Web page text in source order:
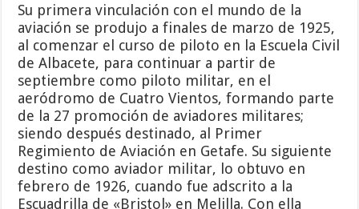
Su primera vinculación con el mundo de la
aviación se produjo a finales de marzo de 1925,
al comenzar el curso de piloto en la Escuela Civil
de Albacete, para continuar a partir de
septiembre como piloto militar, en el
aeródromo de Cuatro Vientos, formando parte
de la 27 promoción de aviadores militares;
siendo después destinado, al Primer
Regimiento de Aviación en Getafe. Su siguiente
destino como aviador militar, lo obtuvo en
febrero de 1926, cuando fue adscrito a la
Escuadrilla de «Bristol» en Melilla. Con ella